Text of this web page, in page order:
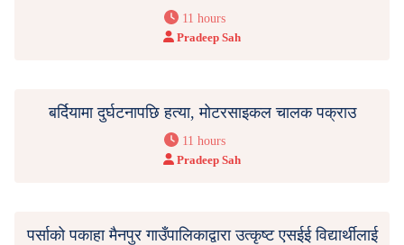
11 hours
Pradeep Sah
बर्दियामा दुर्घटनापछि हत्या, मोटरसाइकल चालक पक्राउ
11 hours
Pradeep Sah
पर्साको पकाहा मैनपुर गाउँपालिकाद्वारा उत्कृष्ट एसईई विद्यार्थीलाई